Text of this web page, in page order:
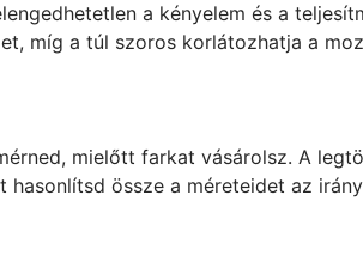
a kényelem és a
míg a túl szoros korlátozhatja a
mielőtt farkat vásárolsz. A
össze a méreteidet az